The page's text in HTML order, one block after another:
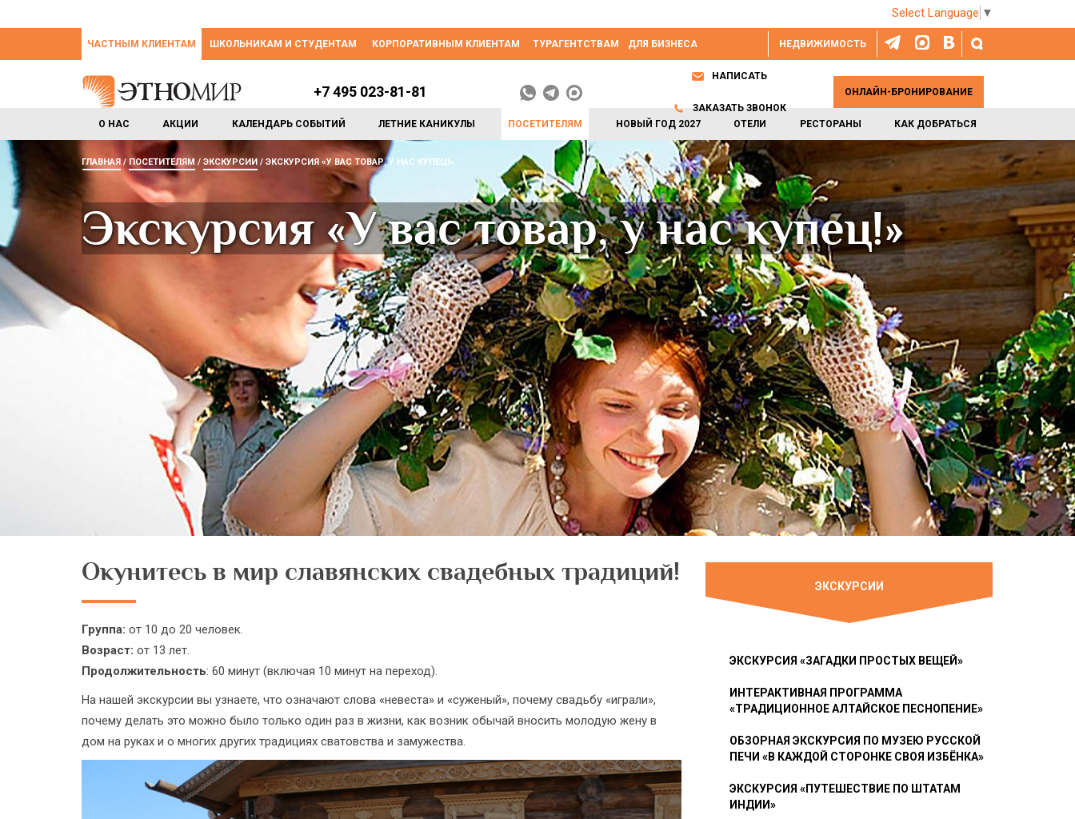
Select Language ▼
НЕДВИЖИМОСТЬ
ЧАСТНЫМ КЛИЕНТАМ ШКОЛЬНИКАМ И СТУДЕНТАМ КОРПОРАТИВНЫМ КЛИЕНТАМ ТУРАГЕНТСТВАМ ДЛЯ БИЗНЕСА
О НАС АКЦИИ КАЛЕНДАРЬ СОБЫТИЙ ЛЕТНИЕ КАНИКУЛЫ ПОСЕТИТЕЛЯМ НОВЫЙ ГОД 2027 ОТЕЛИ РЕСТОРАНЫ КАК ДОБРАТЬСЯ
+7 495 023-81-81
НАПИСАТЬ
ЗАКАЗАТЬ ЗВОНОК
ОНЛАЙН-БРОНИРОВАНИЕ
ГЛАВНАЯ ПОСЕТИТЕЛЯМ ЭКСКУРСИИ ЭКСКУРСИЯ «У ВАС ТОВАР, У НАС КУПЕЦ!»
Экскурсия «У вас товар, у нас купец!»
Окунитесь в мир славянских свадебных традиций!
Группа: от 10 до 20 человек.
Возраст: от 13 лет.
Продолжительность: 60 минут (включая 10 минут на переход).
На нашей экскурсии вы узнаете, что означают слова «невеста» и «суженый», почему свадьбу «играли»,
почему делать это можно было только один раз в жизни, как возник обычай вносить молодую жену в
дом на руках и о многих других традициях сватовства и замужества.
ЭКСКУРСИИ
ЭКСКУРСИЯ «ЗАГАДКИ ПРОСТЫХ ВЕЩЕЙ»
ИНТЕРАКТИВНАЯ ПРОГРАММА
«ТРАДИЦИОННОЕ АЛТАЙСКОЕ ПЕСНОПЕНИЕ»
ОБЗОРНАЯ ЭКСКУРСИЯ ПО МУЗЕЮ РУССКОЙ
ПЕЧИ «В КАЖДОЙ СТОРОНКЕ СВОЯ ИЗБЁНКА»
ЭКСКУРСИЯ «ПУТЕШЕСТВИЕ ПО ШТАТАМ
ИНДИИ»